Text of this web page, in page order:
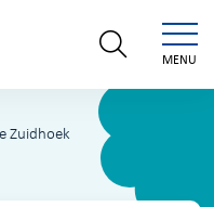
MENU
Zuidhoek